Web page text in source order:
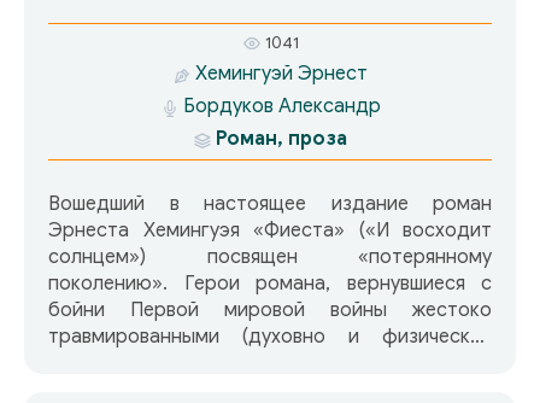
1041
Хемингуэй Эрнест
Бордуков Александр
Роман, проза
Вошедший в настоящее издание роман
Эрнеста Хемингуэя «Фиеста» («И восходит
солнцем») посвящен «потерянному
поколению». Герои романа, вернувшиеся с
бойни Первой мировой войны жестоко
травмированными (духовно и физически),